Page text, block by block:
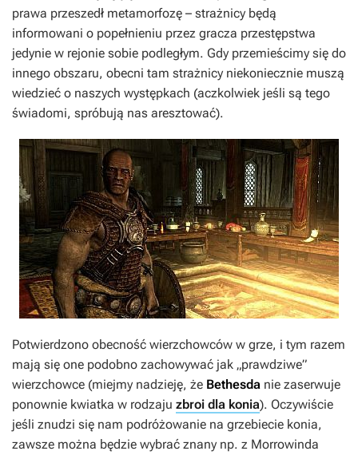
prawa przeszedł metamorfozę – strażnicy będą
informowani o popełnieniu przez gracza przestępstwa
jedynie w rejonie sobie podległym. Gdy przemieścimy się do
innego obszaru, obecni tam strażnicy niekoniecznie muszą
wiedzieć o naszych występkach (aczkolwiek jeśli są tego
świadomi, spróbują nas aresztować).
Potwierdzono obecność wierzchowców w grze, i tym razem
mają się one podobno zachowywać jak „prawdziwe”
wierzchowce (miejmy nadzieję, że Bethesda nie zaserwuje
ponownie kwiatka w rodzaju zbroi dla konia). Oczywiście
jeśli znudzi się nam podróżowanie na grzebiecie konia,
zawsze można będzie wybrać znany np. z Morrowinda